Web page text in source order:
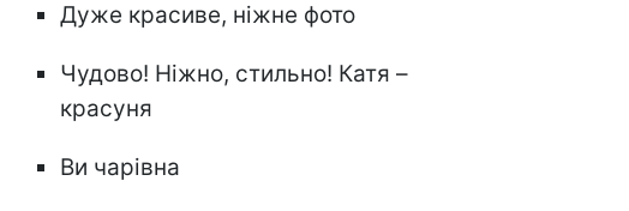
Дуже красиве, ніжне фото
Чудово! Ніжно, стильно! Катя –
красуня
Ви чарівна